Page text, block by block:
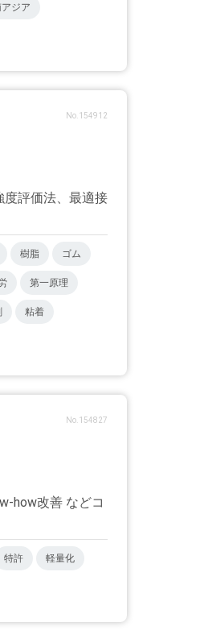
ジア
No.154912
度評価法、最適接
樹脂 ゴム
第一原理
粘着
No.154827
how改善 などコ
特許 軽量化